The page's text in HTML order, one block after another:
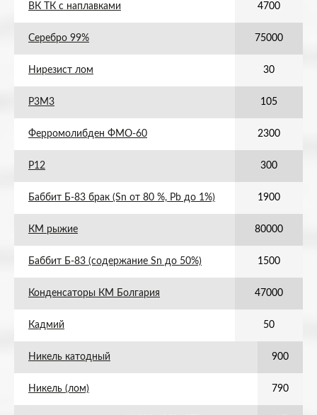
ВК ТК с наплавками 4700
Серебро 99% 75000
Нирезист лом 30
Р3М3 105
Ферромолибден ФМО-60 2300
Р12 300
Баббит Б-83 брак (Sn от 80 %, Pb до 1%) 1900
КМ рыжие 80000
Баббит Б-83 (содержание Sn до 50%) 1500
Конденсаторы КМ Болгария 47000
Кадмий 50
Никель катодный 900
Никель (лом) 790